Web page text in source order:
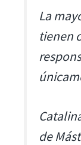
La
tienen
de